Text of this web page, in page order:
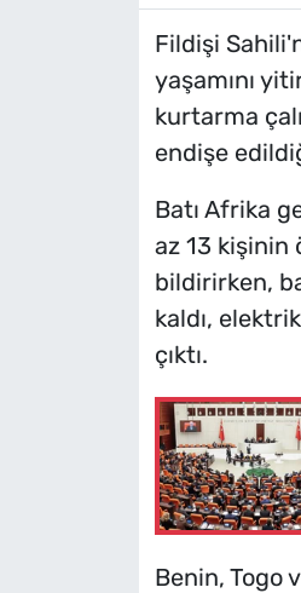
Fildişi
yaşamını
kurtarma
endişe
Batı Afrika
az 13 kişinin
bildirirken,
kaldı,
çıktı.
Benin, Togo